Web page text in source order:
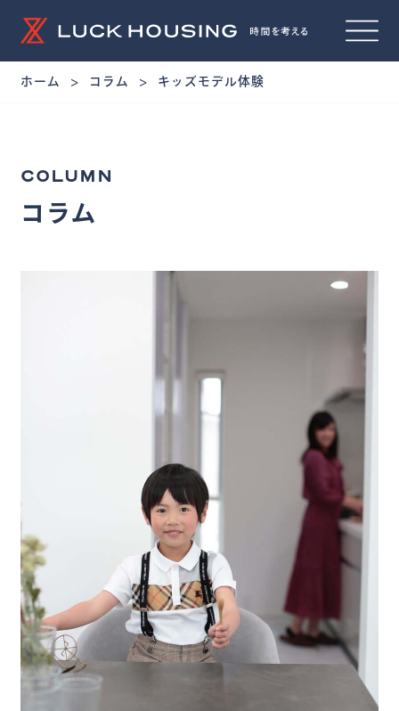
ホーム コラム キッズモデル体験
COLUMN
コラム